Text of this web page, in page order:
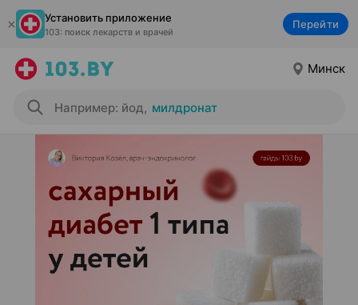
Установить приложение
103: поиск лекарств и врачей
Перейти
Минск
Например: йод, милдронат